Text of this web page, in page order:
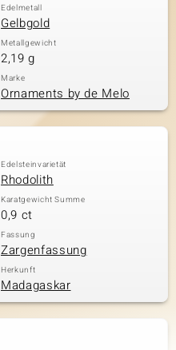
Edelmetall
Gelbgold
Metallgewicht
2,19 g
Marke
Ornaments by de Melo
Edelsteinvarietät
Rhodolith
Karatgewicht Summe
0,9 ct
Fassung
Zargenfassung
Herkunft
Madagaskar